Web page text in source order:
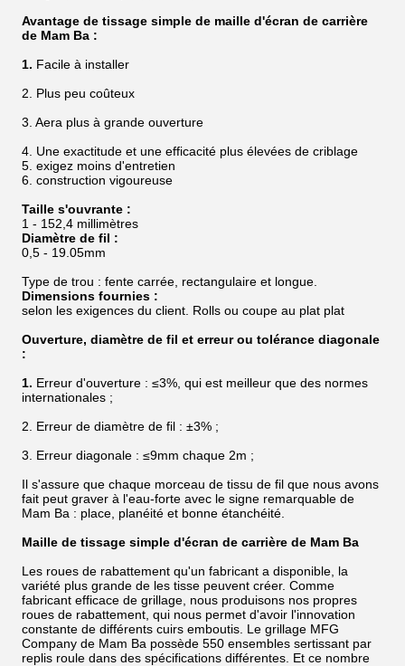
Avantage de tissage simple de maille d'écran de carrière
de Mam Ba :
1. Facile à installer
2. Plus peu coûteux
3. Aera plus à grande ouverture
4. Une exactitude et une efficacité plus élevées de criblage
5. exigez moins d'entretien
6. construction vigoureuse
Taille s'ouvrante :
1 - 152,4 millimètres
Diamètre de fil :
0,5 - 19.05mm
Type de trou : fente carrée, rectangulaire et longue.
Dimensions fournies :
selon les exigences du client. Rolls ou coupe au plat plat
Ouverture, diamètre de fil et erreur ou tolérance diagonale
:
1. Erreur d'ouverture : ≤3%, qui est meilleur que des normes
internationales ;
2. Erreur de diamètre de fil : ±3% ;
3. Erreur diagonale : ≤9mm chaque 2m ;
Il s'assure que chaque morceau de tissu de fil que nous avons
fait peut graver à l'eau-forte avec le signe remarquable de
Mam Ba : place, planéité et bonne étanchéité.
Maille de tissage simple d'écran de carrière de Mam Ba
Les roues de rabattement qu'un fabricant a disponible, la
variété plus grande de les tisse peuvent créer. Comme
fabricant efficace de grillage, nous produisons nos propres
roues de rabattement, qui nous permet d'avoir l'innovation
constante de différents cuirs emboutis. Le grillage MFG
Company de Mam Ba possède 550 ensembles sertissant par
replis roule dans des spécifications différentes. Et ce nombre